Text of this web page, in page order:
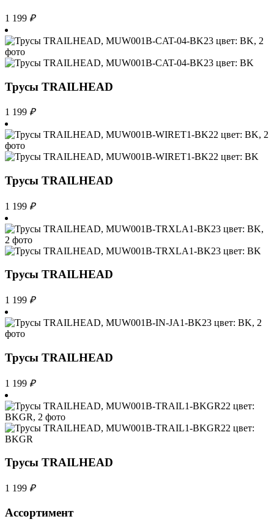
1 199 ₽
Трусы TRAILHEAD
1 199 ₽
Трусы TRAILHEAD
1 199 ₽
Трусы TRAILHEAD
1 199 ₽
Трусы TRAILHEAD
1 199 ₽
Трусы TRAILHEAD
1 199 ₽
Ассортимент